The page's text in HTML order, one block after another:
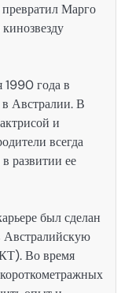
Марго
года в
Австралии. В
и
всегда
развитии ее
был сделан
Австралийскую
Во время